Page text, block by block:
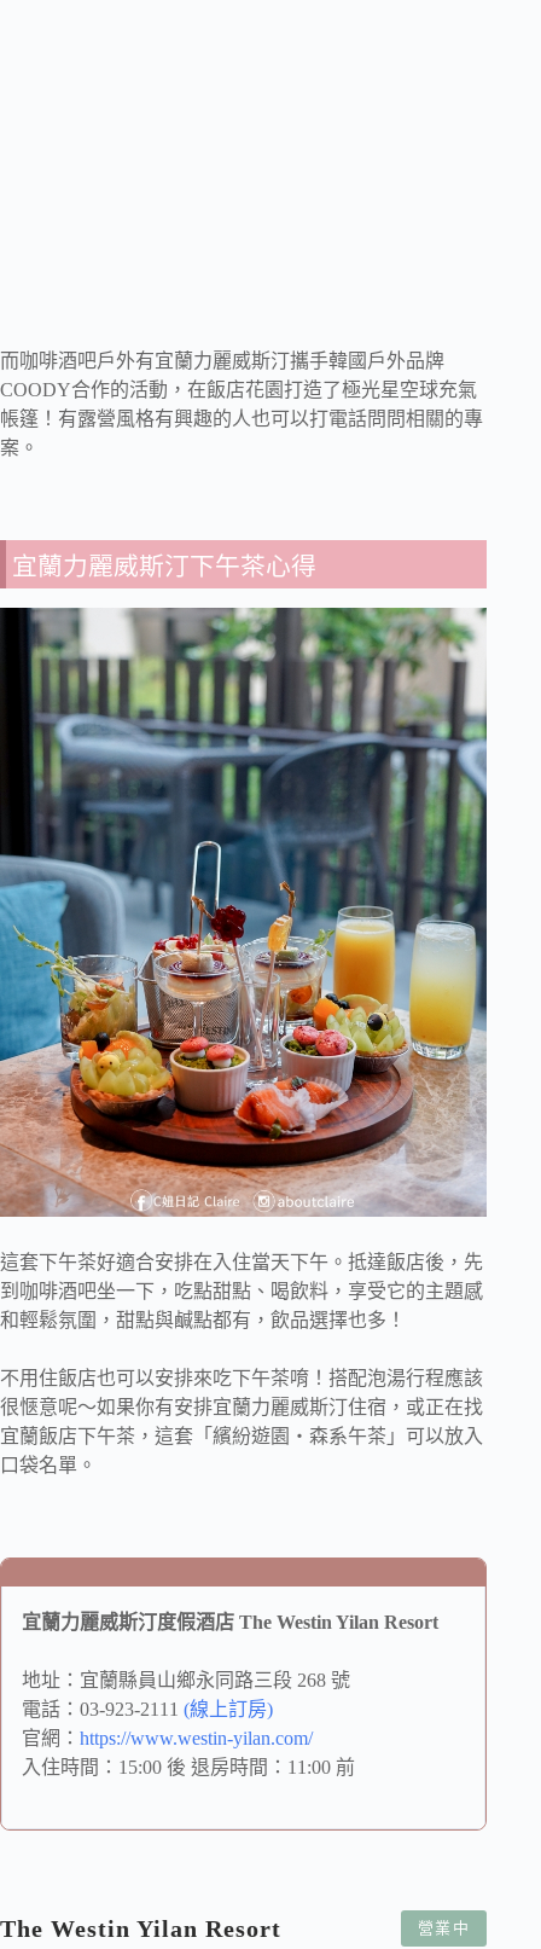
而咖啡酒吧戶外有宜蘭力麗威斯汀攜手韓國戶外品牌
COODY合作的活動，在飯店花園打造了極光星空球充氣
帳篷！有露營風格有興趣的人也可以打電話問問相關的專
案。
宜蘭力麗威斯汀下午茶心得
這套下午茶好適合安排在入住當天下午。抵達飯店後，先
到咖啡酒吧坐一下，吃點甜點、喝飲料，享受它的主題感
和輕鬆氛圍，甜點與鹹點都有，飲品選擇也多！
不用住飯店也可以安排來吃下午茶唷！搭配泡湯行程應該
很愜意呢～如果你有安排宜蘭力麗威斯汀住宿，或正在找
宜蘭飯店下午茶，這套「繽紛遊園・森系午茶」可以放入
口袋名單。
宜蘭力麗威斯汀度假酒店 The Westin Yilan Resort
地址：宜蘭縣員山鄉永同路三段 268 號
電話：03-923-2111 (線上訂房)
官網： https://www.westin-yilan.com/
入住時間：15:00 後 退房時間：11:00 前
The Westin Yilan Resort 營業中